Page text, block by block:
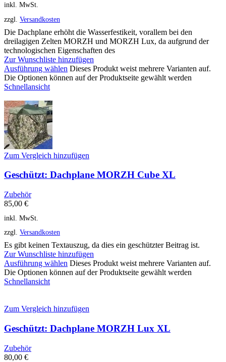
inkl. MwSt.
zzgl. Versandkosten
Die Dachplane erhöht die Wasserfestikeit, vorallem bei den
dreilagigen Zelten MORZH und MORZH Lux, da aufgrund der
technologischen Eigenschaften des
Zur Wunschliste hinzufügen
Ausführung wählen Dieses Produkt weist mehrere Varianten auf.
Die Optionen können auf der Produktseite gewählt werden
Schnellansicht
Zum Vergleich hinzufügen
Geschützt: Dachplane MORZH Cube XL
Zubehör
85,00 €
inkl. MwSt.
zzgl. Versandkosten
Es gibt keinen Textauszug, da dies ein geschützter Beitrag ist.
Zur Wunschliste hinzufügen
Ausführung wählen Dieses Produkt weist mehrere Varianten auf.
Die Optionen können auf der Produktseite gewählt werden
Schnellansicht
Zum Vergleich hinzufügen
Geschützt: Dachplane MORZH Lux XL
Zubehör
80,00 €